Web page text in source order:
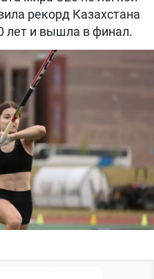
рекорд Казахстана
лет и вышла в финал.